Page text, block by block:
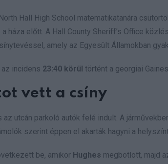
Hall High School matematikatanára
háza előtt. A Hall County Sheriff’s Office
amely az Egyesült Államokban
incidens 23:40 körül történt a georgiai
vett a csíny
az utcán parkoló autók felé indult. A
szerint éppen el akarták hagyni a
be, amikor Hughes megbotlott, majd